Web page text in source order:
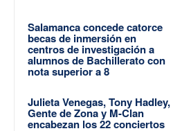
Salamanca concede catorce
becas de inmersión en
centros de investigación a
alumnos de Bachillerato con
nota superior a 8
Julieta Venegas, Tony Hadley,
Gente de Zona y M-Clan
encabezan los 22 conciertos